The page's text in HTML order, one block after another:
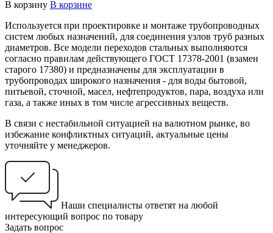
В корзину В корзине
Используется при проектировке и монтаже трубопроводных
систем любых назначений, для соединения узлов труб разных
диаметров. Все модели переходов стальных выполняются
согласно правилам действующего ГОСТ 17378-2001 (взамен
старого 17380) и предназначены для эксплуатации в
трубопроводах широкого назначения - для воды бытовой,
питьевой, сточной, масел, нефтепродуктов, пара, воздуха или
газа, а также иных в том числе агрессивных веществ.
В связи с нестабильной ситуацией на валютном рынке, во
избежание конфликтных ситуаций, актуальные цены
уточняйте у менеджеров.
Наши специалисты ответят на любой
интересующий вопрос по товару
Задать вопрос